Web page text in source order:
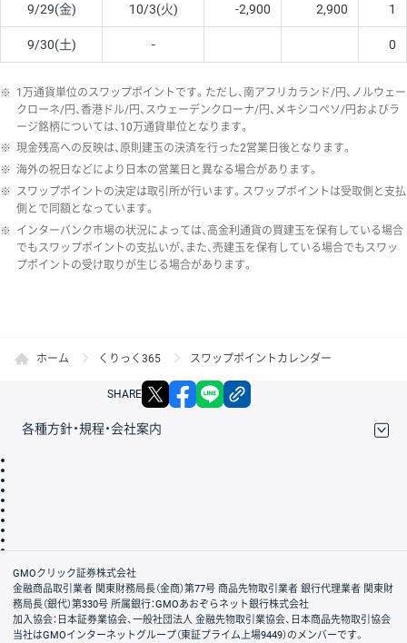
9/29(金) 10/3(火) -2,900 2,900 1
9/30(土) - 0
※ 1万通貨単位のスワップポイントです。ただし、南アフリカランド/円、ノルウェー
クローネ/円、香港ドル/円、スウェーデンクローナ/円、メキシコペソ/円およびラ
ージ銘柄については、10万通貨単位となります。
※ 現金残高への反映は、原則建玉の決済を行った2営業日後となります。
※ 海外の祝日などにより日本の営業日と異なる場合があります。
※ スワップポイントの決定は取引所が行います。スワップポイントは受取側と支払
側とで同額となっています。
※ インターバンク市場の状況によっては、高金利通貨の買建玉を保有している場合
でもスワップポイントの支払いが、また、売建玉を保有している場合でもスワッ
プポイントの受け取りが生じる場合があります。
ホーム くりっく365 スワップポイントカレンダー
SHARE X facebook
各種方針・規程・会社案内
会社案内
GMOクリック証券株式会社
金融商品取引業者 関東財務局長（金商）第77号 商品先物取引業者 銀行代理業者 関東財
務局長（銀代）第330号 所属銀行：GMOあおぞらネット銀行株式会社
加入協会：日本証券業協会、一般社団法人 金融先物取引業協会、日本商品先物取引協会
当社はGMOインターネットグループ（東証プライム上場9449）のメンバーです。